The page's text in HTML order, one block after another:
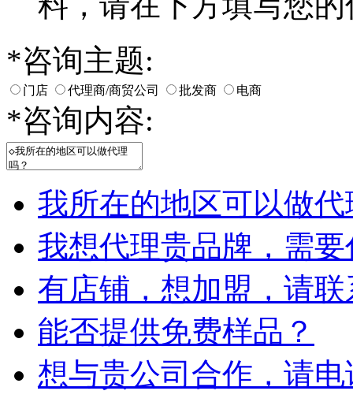
*咨询主题:
门店 代理商/商贸公司 批发商 电商
*咨询内容:
我所在的地区可以做
我想代理贵品牌，需
有店铺，想加盟，请
能否提供免费样品？
想与贵公司合作，请